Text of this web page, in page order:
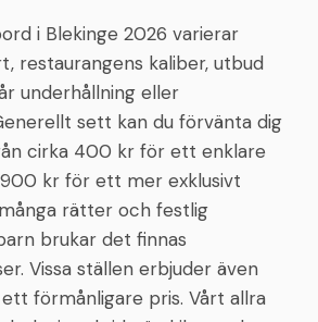
i Blekinge 2026 varierar
restaurangens kaliber, utbud
underhållning eller
sett kan du förvänta dig
cirka 400 kr för ett enklare
kr för ett mer exklusivt
rätter och festlig
brukar det finnas
Vissa ställen erbjuder även
förmånligare pris. Vårt allra